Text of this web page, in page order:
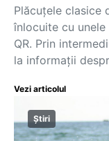
Plăcuţele clasice
înlocuite cu
QR. Prin
la informaţii
Vezi articolul
Știri